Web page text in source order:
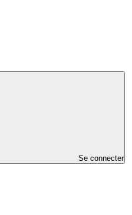
Se connecter